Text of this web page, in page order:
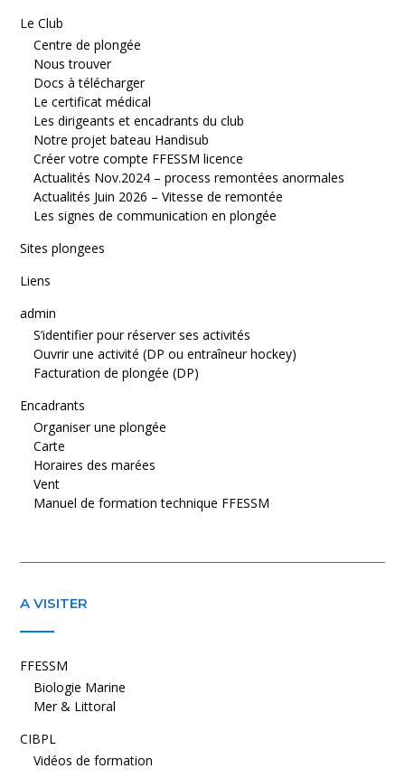
Le Club
Centre de plongée
Nous trouver
Docs à télécharger
Le certificat médical
Les dirigeants et encadrants du club
Notre projet bateau Handisub
Créer votre compte FFESSM licence
Actualités Nov.2024 – process remontées anormales
Actualités Juin 2026 – Vitesse de remontée
Les signes de communication en plongée
Sites plongees
Liens
admin
S’identifier pour réserver ses activités
Ouvrir une activité (DP ou entraîneur hockey)
Facturation de plongée (DP)
Encadrants
Organiser une plongée
Carte
Horaires des marées
Vent
Manuel de formation technique FFESSM
A VISITER
FFESSM
Biologie Marine
Mer & Littoral
CIBPL
Vidéos de formation